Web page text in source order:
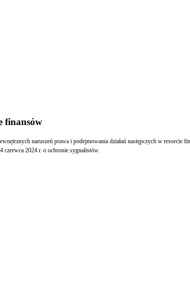
finansów
naruszeń prawa i podejmowania działań następczych w
czerwca 2024 r. o ochronie sygnalistów.